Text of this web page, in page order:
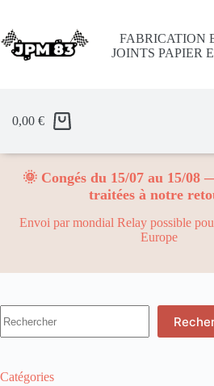
contenu
FABRICATION
JOINTS PAPIER
0,00 €
🌞 Congés du 15/07 au 15/08
traitées à notre
Envoi par mondial Relay possible
Europe
résultat
Catégories